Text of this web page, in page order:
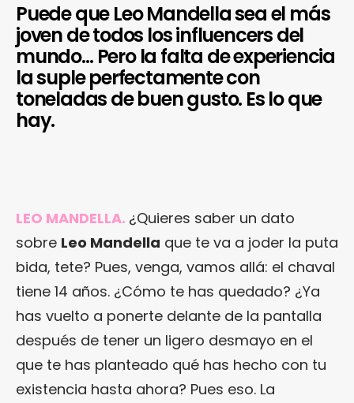
Puede que Leo Mandella sea el más
joven de todos los influencers del
mundo… Pero la falta de experiencia
la suple perfectamente con
toneladas de buen gusto. Es lo que
hay.
LEO MANDELLA. ¿Quieres saber un dato
sobre Leo Mandella que te va a joder la puta
bida, tete? Pues, venga, vamos allá: el chaval
tiene 14 años. ¿Cómo te has quedado? ¿Ya
has vuelto a ponerte delante de la pantalla
después de tener un ligero desmayo en el
que te has planteado qué has hecho con tu
existencia hasta ahora? Pues eso. La